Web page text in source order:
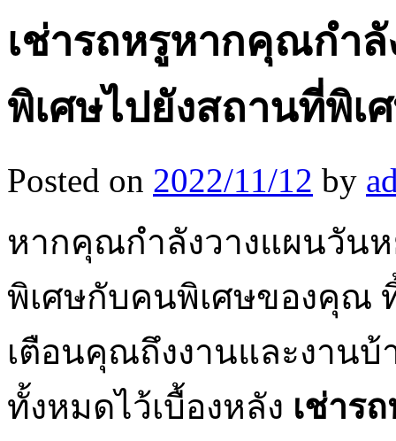
เช่ารถหรูหากคุณกำ
พิเศษไปยังสถานที่พิเ
Posted on 2022/11/12 by
หากคุณกำลังวางแผนวัน
พิเศษกับคนพิเศษของคุณ
เตือนคุณถึงงานและงานบ้
ทั้งหมดไว้เบื้องหลัง เช่าร